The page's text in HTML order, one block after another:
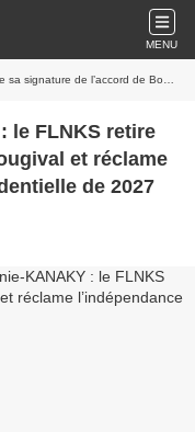
MENU
réclame l’indépendance avant la présidentielle de 2027
le FLNKS retire
et réclame
de 2027